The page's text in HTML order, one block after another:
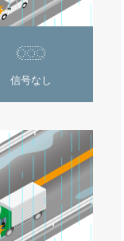
信号なし